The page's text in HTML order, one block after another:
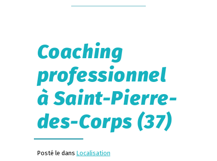
Coaching
professionnel
à Saint-Pierre-
des-Corps (37)
Posté le dans Localisation